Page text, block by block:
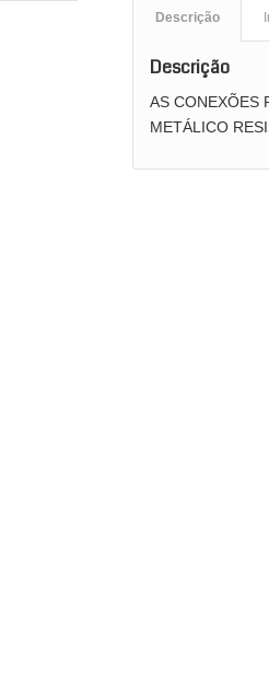
Descrição
Descrição
AS CONEXÕES
METÁLICO